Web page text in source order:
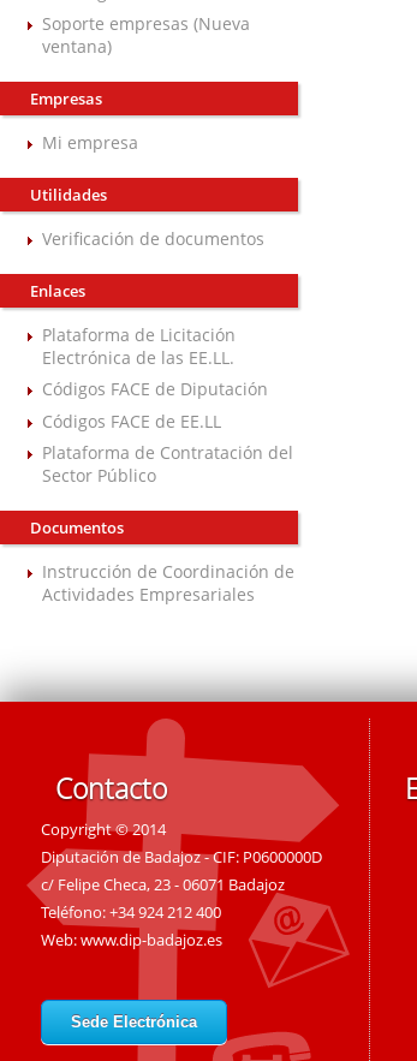
Soporte empresas (Nueva
ventana)
Empresas
Mi empresa
Utilidades
Verificación de documentos
Enlaces
Plataforma de Licitación
Electrónica de las EE.LL.
Códigos FACE de Diputación
Códigos FACE de EE.LL
Plataforma de Contratación del
Sector Público
Documentos
Instrucción de Coordinación de
Actividades Empresariales
Contacto
Copyright © 2014
Diputación de Badajoz - CIF: P0600000D
c/ Felipe Checa, 23 - 06071 Badajoz
Teléfono: +34 924 212 400
Web:www.dip-badajoz.es
Sede Electrónica